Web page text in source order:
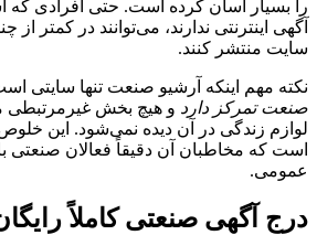
را بسیار آسان کرده است. حتی افرادی که
آگهی اینترنتی ندارند، می‌توانند در کمتر از
سایت منتشر کنند.
نکته مهم اینکه آرشیو صنعت تنها سایتی
صنعت تمرکز دارد و هیچ بخش غیرمرتبطی
لوازم زندگی در آن دیده نمی‌شود. این
است که مخاطبان آن دقیقاً فعالان صنعتی
عمومی.
درج آگهی صنعتی کاملاً